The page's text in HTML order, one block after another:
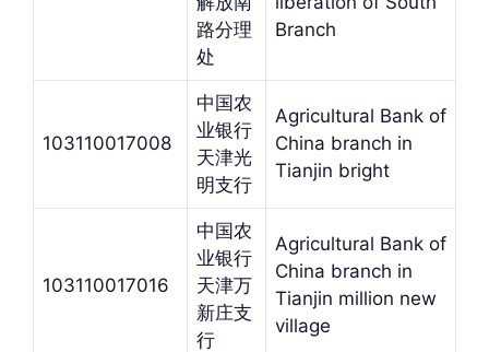
路分理
处
Branch
103110017008
中国农
业银行
天津光
明支行
Agricultural Bank of
China branch in
Tianjin bright
103110017016
中国农
业银行
天津万
新庄支
行
Agricultural Bank of
China branch in
Tianjin million new
village